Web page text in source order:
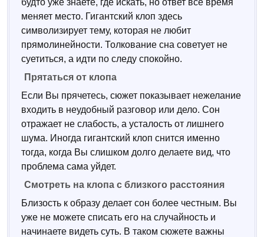
будто уже знаете, где искать, но ответ все время
меняет место. Гигантский клоп здесь
символизирует тему, которая не любит
прямолинейности. Толкование сна советует не
суетиться, а идти по следу спокойно.
Прятаться от клопа
Если Вы прячетесь, сюжет показывает нежелание
входить в неудобный разговор или дело. Сон
отражает не слабость, а усталость от лишнего
шума. Иногда гигантский клоп снится именно
тогда, когда Вы слишком долго делаете вид, что
проблема сама уйдет.
Смотреть на клопа с близкого расстояния
Близость к образу делает сон более честным. Вы
уже не можете списать его на случайность и
начинаете видеть суть. В таком сюжете важны